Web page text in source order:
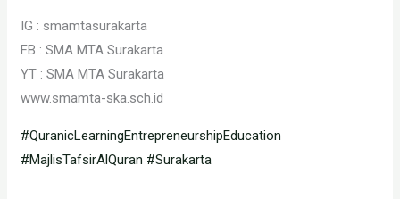
IG : smamtasurakarta
FB : SMA MTA Surakarta
YT : SMA MTA Surakarta
www.smamta-ska.sch.id
#QuranicLearningEntrepreneurshipEducation
#MajlisTafsirAlQuran #Surakarta